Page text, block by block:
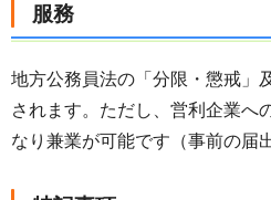
服務
地方公務員法の「分限・懲戒」
されます。ただし、営利企業へ
なり兼業が可能です（事前の届